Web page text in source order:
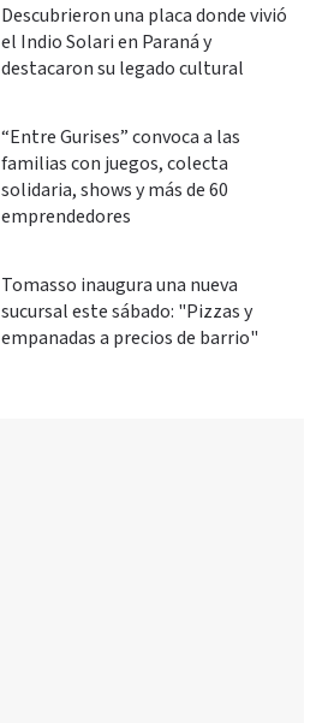
Descubrieron una placa donde vivió
el Indio Solari en Paraná y
destacaron su legado cultural
“Entre Gurises” convoca a las
familias con juegos, colecta
solidaria, shows y más de 60
emprendedores
Tomasso inaugura una nueva
sucursal este sábado: "Pizzas y
empanadas a precios de barrio"